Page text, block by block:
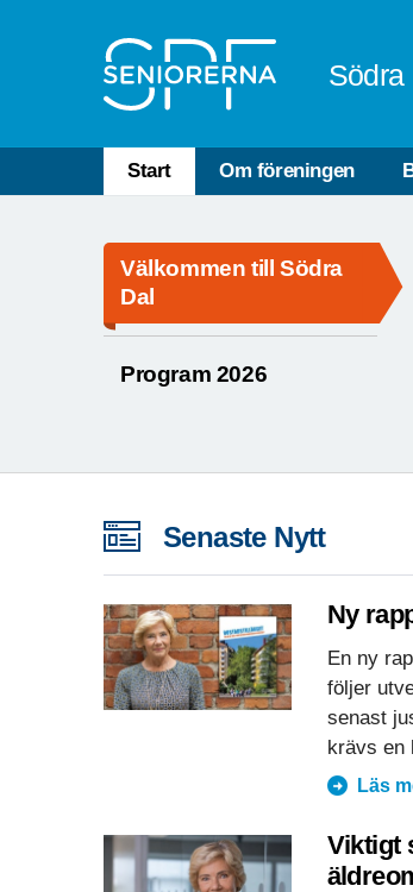
Södra
Start Om föreningen
Välkommen till Södra
Dal
Program 2026
Senaste Nytt
Ny
En ny
följer
senast
krävs en
Läs
Viktigt